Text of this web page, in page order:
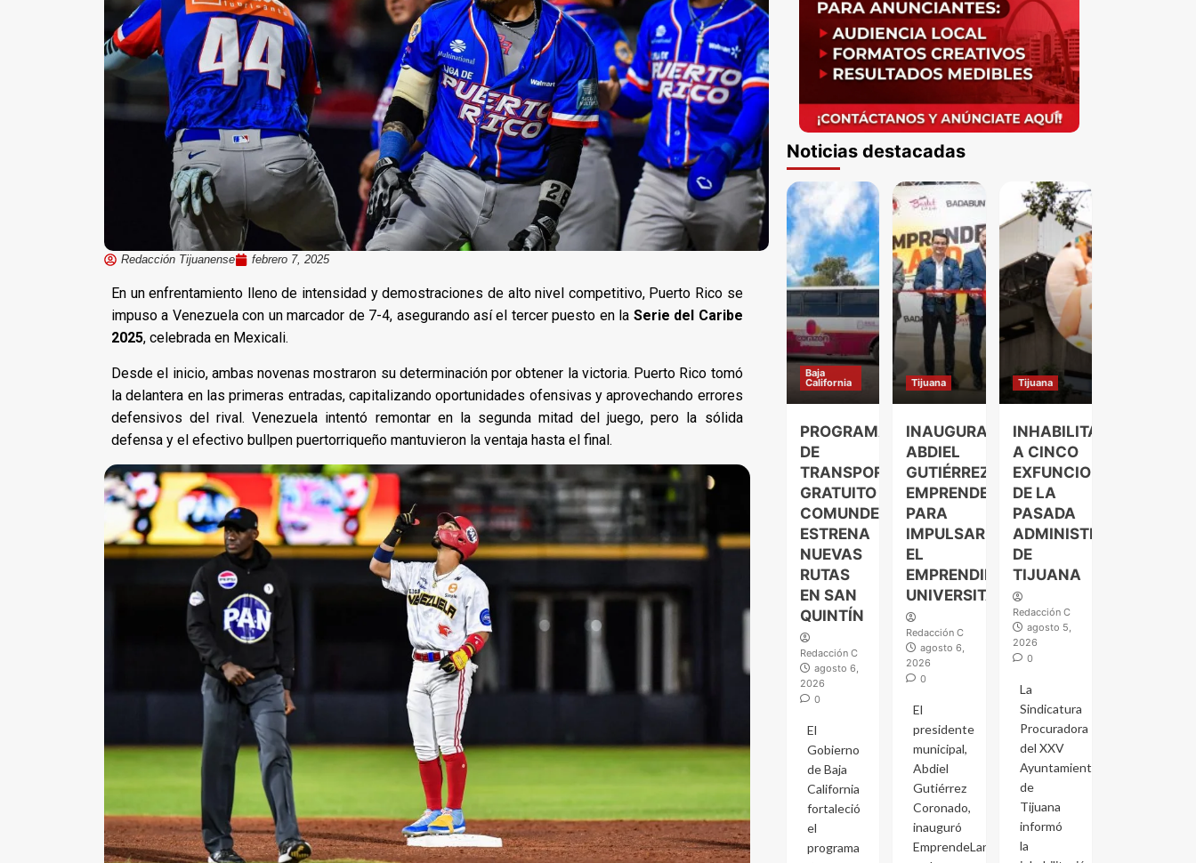
Redacción Tijuanense febrero 7, 2025
En un enfrentamiento lleno de intensidad y demostraciones de alto nivel competitivo, Puerto Rico se
impuso a Venezuela con un marcador de 7-4, asegurando así el tercer puesto en la Serie del Caribe
2025, celebrada en Mexicali.
Desde el inicio, ambas novenas mostraron su determinación por obtener la victoria. Puerto Rico tomó
la delantera en las primeras entradas, capitalizando oportunidades ofensivas y aprovechando errores
defensivos del rival. Venezuela intentó remontar en la segunda mitad del juego, pero la sólida
defensa y el efectivo bullpen puertorriqueño mantuvieron la ventaja hasta el final.
Noticias destacadas
Baja
California
PROGRAMA
DE
TRANSPORTE
GRATUITO
COMUNDER
ESTRENA
NUEVAS
RUTAS
EN SAN
QUINTÍN
Redacción C
agosto 6,
2026
0
El
Gobierno
de Baja
California
fortaleció
el
programa
Tijuana
INAUGURA
ABDIEL
GUTIÉRREZ
EMPRENDELAND
PARA
IMPULSAR
EL
EMPRENDIMIENTO
UNIVERSITARIO
Redacción C
agosto 6,
2026
0
El
presidente
municipal,
Abdiel
Gutiérrez
Coronado,
inauguró
EmprendeLand
Tijuana
INHABILITAN
A CINCO
EXFUNCIONARIOS
DE LA
PASADA
ADMINISTRACIÓN
DE
TIJUANA
Redacción C
agosto 5,
2026
0
La
Sindicatura
Procuradora
del XXV
Ayuntamiento
de
Tijuana
informó
la